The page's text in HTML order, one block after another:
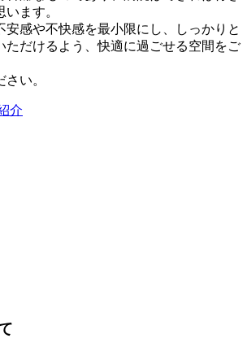
ます。
安感や不快感を最小限にし、しっかりと
ただけるよう、快適に過ごせる空間をご
い。
介